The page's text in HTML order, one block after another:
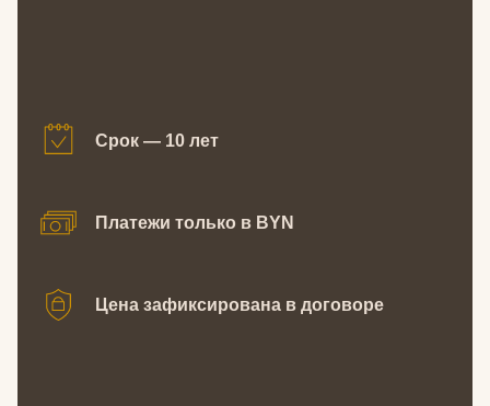
Срок — 10 лет
Платежи только в BYN
Цена зафиксирована в договоре